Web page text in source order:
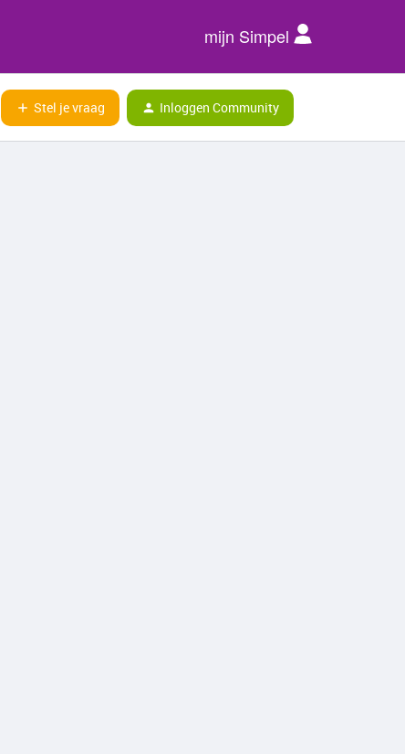
mijn Simpel
Stel je vraag Inloggen Community